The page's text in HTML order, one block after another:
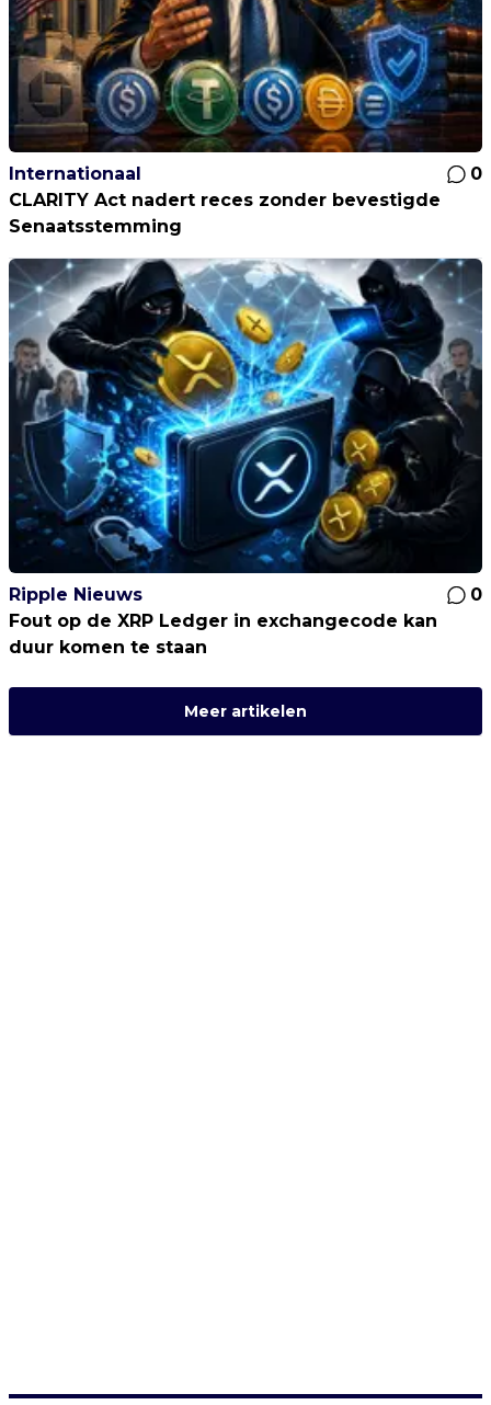
Internationaal
0
CLARITY Act nadert reces zonder bevestigde
Senaatsstemming
Ripple Nieuws
0
Fout op de XRP Ledger in exchangecode kan
duur komen te staan
Meer artikelen